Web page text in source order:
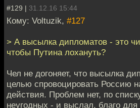
#129 | 31.12.16 15:44
Кому: Voltuzik, #127
> А высылка дипломатов - это
чтобы Путина лохануть?
Чел не догоняет, что высылка
целью спровоцировать Россию
действия. Проблем нет, по
неугодных - и выслал, благо для